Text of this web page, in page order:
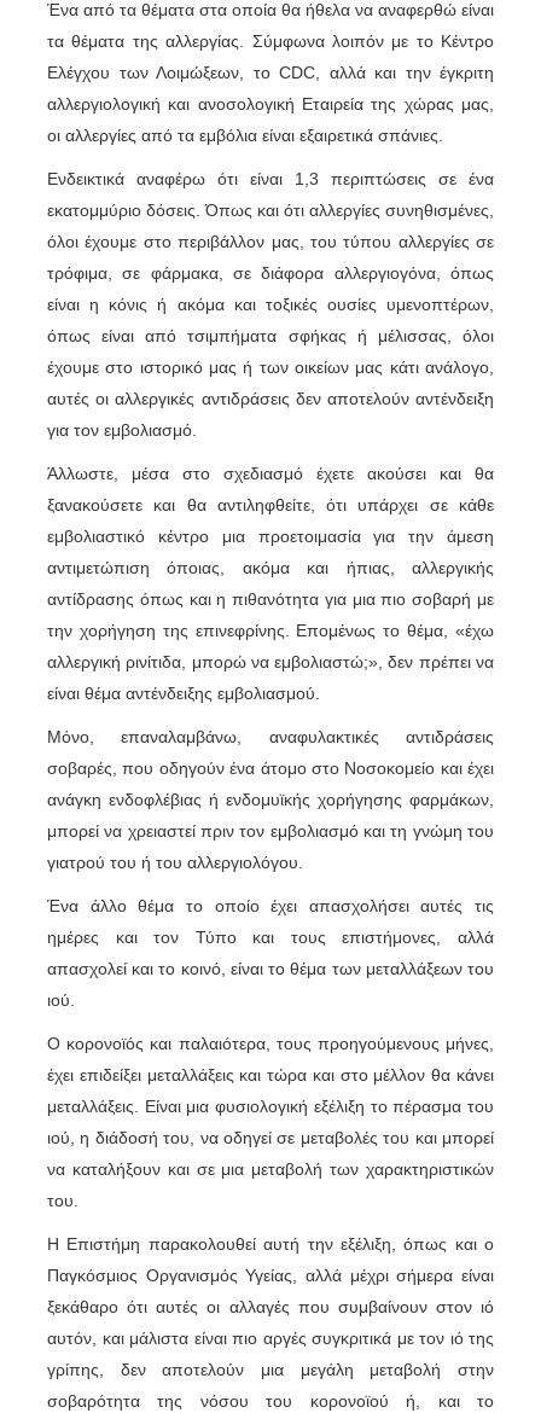
Ένα από τα θέματα στα οποία θα ήθελα να αναφερθώ είναι
τα θέματα της αλλεργίας. Σύμφωνα λοιπόν με το Κέντρο
Ελέγχου των Λοιμώξεων, το CDC, αλλά και την έγκριτη
αλλεργιολογική και ανοσολογική Εταιρεία της χώρας μας,
οι αλλεργίες από τα εμβόλια είναι εξαιρετικά σπάνιες.
Ενδεικτικά αναφέρω ότι είναι 1,3 περιπτώσεις σε ένα
εκατομμύριο δόσεις. Όπως και ότι αλλεργίες συνηθισμένες,
όλοι έχουμε στο περιβάλλον μας, του τύπου αλλεργίες σε
τρόφιμα, σε φάρμακα, σε διάφορα αλλεργιογόνα, όπως
είναι η κόνις ή ακόμα και τοξικές ουσίες υμενοπτέρων,
όπως είναι από τσιμπήματα σφήκας ή μέλισσας, όλοι
έχουμε στο ιστορικό μας ή των οικείων μας κάτι ανάλογο,
αυτές οι αλλεργικές αντιδράσεις δεν αποτελούν αντένδειξη
για τον εμβολιασμό.
Άλλωστε, μέσα στο σχεδιασμό έχετε ακούσει και θα
ξανακούσετε και θα αντιληφθείτε, ότι υπάρχει σε κάθε
εμβολιαστικό κέντρο μια προετοιμασία για την άμεση
αντιμετώπιση όποιας, ακόμα και ήπιας, αλλεργικής
αντίδρασης όπως και η πιθανότητα για μια πιο σοβαρή με
την χορήγηση της επινεφρίνης. Επομένως το θέμα, «έχω
αλλεργική ρινίτιδα, μπορώ να εμβολιαστώ;», δεν πρέπει να
είναι θέμα αντένδειξης εμβολιασμού.
Μόνο, επαναλαμβάνω, αναφυλακτικές αντιδράσεις
σοβαρές, που οδηγούν ένα άτομο στο Νοσοκομείο και έχει
ανάγκη ενδοφλέβιας ή ενδομυϊκής χορήγησης φαρμάκων,
μπορεί να χρειαστεί πριν τον εμβολιασμό και τη γνώμη του
γιατρού του ή του αλλεργιολόγου.
Ένα άλλο θέμα το οποίο έχει απασχολήσει αυτές τις
ημέρες και τον Τύπο και τους επιστήμονες, αλλά
απασχολεί και το κοινό, είναι το θέμα των μεταλλάξεων του
ιού.
Ο κορονοϊός και παλαιότερα, τους προηγούμενους μήνες,
έχει επιδείξει μεταλλάξεις και τώρα και στο μέλλον θα κάνει
μεταλλάξεις. Είναι μια φυσιολογική εξέλιξη το πέρασμα του
ιού, η διάδοσή του, να οδηγεί σε μεταβολές του και μπορεί
να καταλήξουν και σε μια μεταβολή των χαρακτηριστικών
του.
Η Επιστήμη παρακολουθεί αυτή την εξέλιξη, όπως και ο
Παγκόσμιος Οργανισμός Υγείας, αλλά μέχρι σήμερα είναι
ξεκάθαρο ότι αυτές οι αλλαγές που συμβαίνουν στον ιό
αυτόν, και μάλιστα είναι πιο αργές συγκριτικά με τον ιό της
γρίπης, δεν αποτελούν μια μεγάλη μεταβολή στην
σοβαρότητα της νόσου του κορονοϊού ή, και το